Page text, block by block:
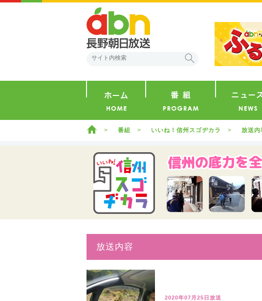
ホーム 番組 いいね！信州スゴヂカラ 放送内
放送内容
2020年07月25日放送